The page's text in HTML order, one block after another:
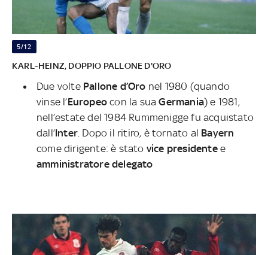
5/12
KARL-HEINZ, DOPPIO PALLONE D'ORO
Due voltePallone d’Oro nel 1980 (quando
vinse l’Europeo con la suaGermania) e 1981,
nell’estate del 1984 Rummenigge fu acquistato
dall’Inter . Dopo il ritiro, è tornato al Bayern
come dirigente: è stato vice presidentee
amministratore delegato